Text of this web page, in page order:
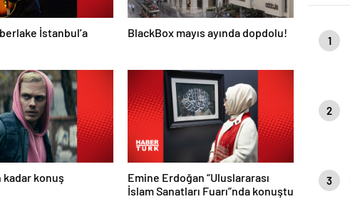
İstanbul’a
BlackBox mayıs ayında dopdolu!
konuş
Emine Erdoğan “Uluslararası
İslam Sanatları Fuarı”nda konuştu
1
2
3